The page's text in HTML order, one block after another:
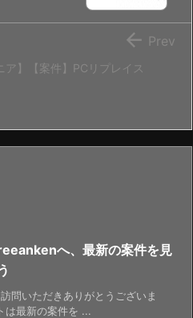
ア】【案件】PCリプレイス
 Prev
へ、最新の案件を見
問いただきありがとうございま
は最新の案件を ...